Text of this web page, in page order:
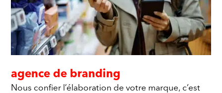
agence de branding
Nous confier l’élaboration de votre marque, c’est